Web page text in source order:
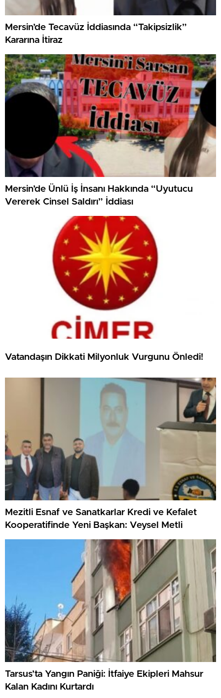
Mersin’de Tecavüz İddiasında “Takipsizlik”
Kararına İtiraz
Mersin’de Ünlü İş İnsanı Hakkında “Uyutucu
Vererek Cinsel Saldırı” İddiası
Vatandaşın Dikkati Milyonluk Vurgunu Önledi!
Mezitli Esnaf ve Sanatkarlar Kredi ve Kefalet
Kooperatifinde Yeni Başkan: Veysel Metli
Tarsus’ta Yangın Paniği: İtfaiye Ekipleri Mahsur
Kalan Kadını Kurtardı